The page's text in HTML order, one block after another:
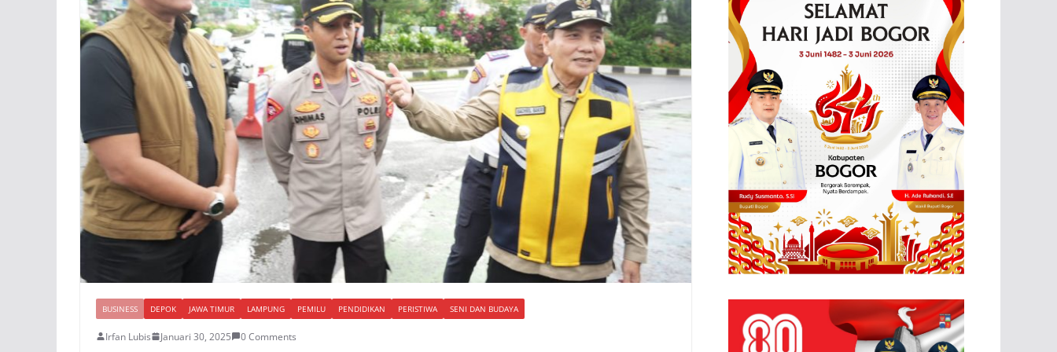
BUSINESS DEPOK JAWA TIMUR LAMPUNG PEMILU PENDIDIKAN PERISTIWA SENI DAN BUDAYA
Irfan Lubis Januari 30, 2025 0 Comments